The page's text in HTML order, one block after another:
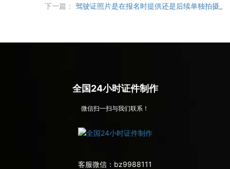
下一篇： 驾驶证照片是在报名时提供还是后续单独拍摄_
全国24小时证件制作
微信扫一扫与我们联系！
客服微信： bz9988111